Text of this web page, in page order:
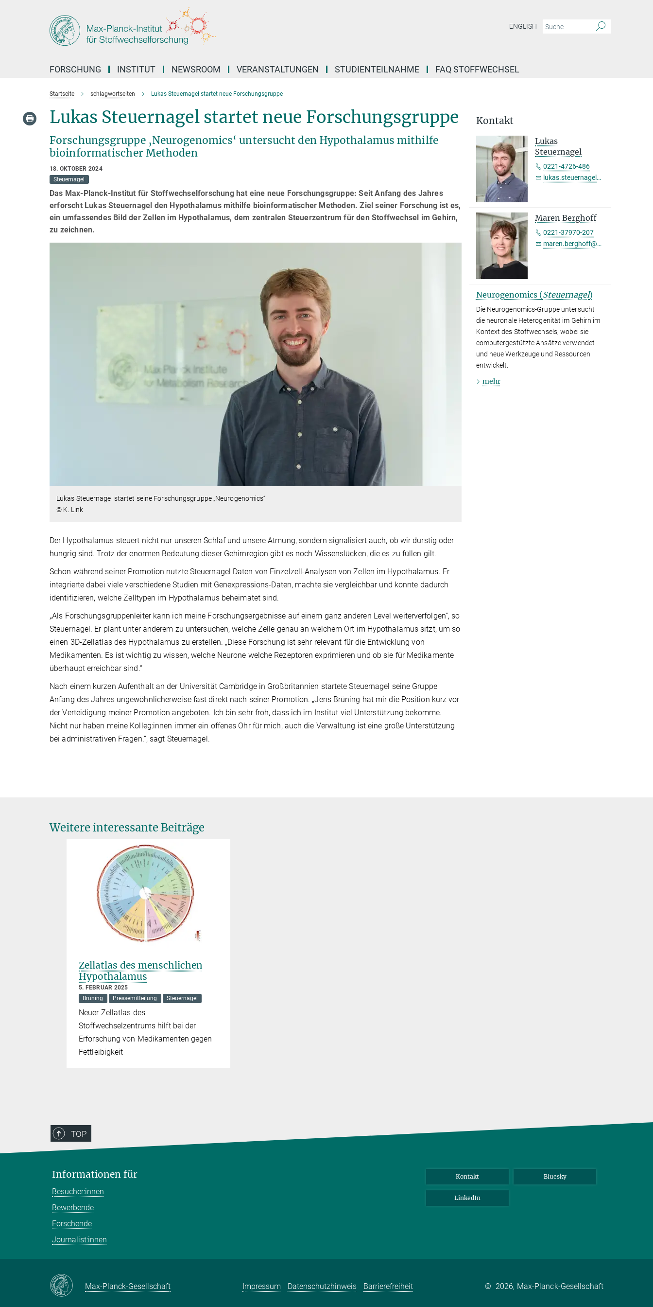
ENGLISH
FORSCHUNG INSTITUT NEWSROOM VERANSTALTUNGEN STUDIENTEILNAHME FAQ STOFFWECHSEL
Startseite schlagwortseiten Lukas Steuernagel startet neue Forschungsgruppe
Lukas Steuernagel startet neue Forschungsgruppe
Forschungsgruppe ‚Neurogenomics‘ untersucht den Hypothalamus mithilfe
bioinformatischer Methoden
18. OKTOBER 2024
Steuernagel
Das Max-Planck-Institut für Stoffwechselforschung hat eine neue Forschungsgruppe: Seit Anfang des Jahres
erforscht Lukas Steuernagel den Hypothalamus mithilfe bioinformatischer Methoden. Ziel seiner Forschung ist es,
ein umfassendes Bild der Zellen im Hypothalamus, dem zentralen Steuerzentrum für den Stoffwechsel im Gehirn,
zu zeichnen.
Lukas Steuernagel startet seine Forschungsgruppe „Neurogenomics“
© K. Link
Der Hypothalamus steuert nicht nur unseren Schlaf und unsere Atmung, sondern signalisiert auch, ob wir durstig oder
hungrig sind. Trotz der enormen Bedeutung dieser Gehirnregion gibt es noch Wissenslücken, die es zu füllen gilt.
Schon während seiner Promotion nutzte Steuernagel Daten von Einzelzell-Analysen von Zellen im Hypothalamus. Er
integrierte dabei viele verschiedene Studien mit Genexpressions-Daten, machte sie vergleichbar und konnte dadurch
identifizieren, welche Zelltypen im Hypothalamus beheimatet sind.
„Als Forschungsgruppenleiter kann ich meine Forschungsergebnisse auf einem ganz anderen Level weiterverfolgen“, so
Steuernagel. Er plant unter anderem zu untersuchen, welche Zelle genau an welchem Ort im Hypothalamus sitzt, um so
einen 3D-Zellatlas des Hypothalamus zu erstellen. „Diese Forschung ist sehr relevant für die Entwicklung von
Medikamenten. Es ist wichtig zu wissen, welche Neurone welche Rezeptoren exprimieren und ob sie für Medikamente
überhaupt erreichbar sind.“
Nach einem kurzen Aufenthalt an der Universität Cambridge in Großbritannien startete Steuernagel seine Gruppe
Anfang des Jahres ungewöhnlicherweise fast direkt nach seiner Promotion. „Jens Brüning hat mir die Position kurz vor
der Verteidigung meiner Promotion angeboten. Ich bin sehr froh, dass ich im Institut viel Unterstützung bekomme.
Nicht nur haben meine Kolleg:innen immer ein offenes Ohr für mich, auch die Verwaltung ist eine große Unterstützung
bei administrativen Fragen.“, sagt Steuernagel.
Kontakt
Lukas
Steuernagel
0221-4726-486
lukas.steuernagel@sf.mpg.de
Maren Berghoff
0221-37970-207
maren.berghoff@sf.mpg.de
Neurogenomics (Steuernagel)
Die Neurogenomics-Gruppe untersucht
die neuronale Heterogenität im Gehirn im
Kontext des Stoffwechsels, wobei sie
computergestützte Ansätze verwendet
und neue Werkzeuge und Ressourcen
entwickelt.
mehr
Weitere interessante Beiträge
Zellatlas des menschlichen
Hypothalamus
5. FEBRUAR 2025
Brüning
Pressemitteilung Steuernagel
Neuer Zellatlas des
Stoffwechselzentrums hilft bei der
Erforschung von Medikamenten gegen
Fettleibigkeit
TOP
Informationen für
Besucher:innen
Bewerbende
Forschende
Journalist:innen
Kontakt Bluesky
LinkedIn
Max-Planck-Gesellschaft Impressum Datenschutzhinweis Barrierefreiheit © 2026, Max-Planck-Gesellschaft